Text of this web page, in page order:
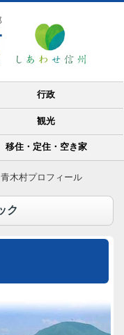
行政
観光
移住・定住・空き家
青木村プロフィール
ク